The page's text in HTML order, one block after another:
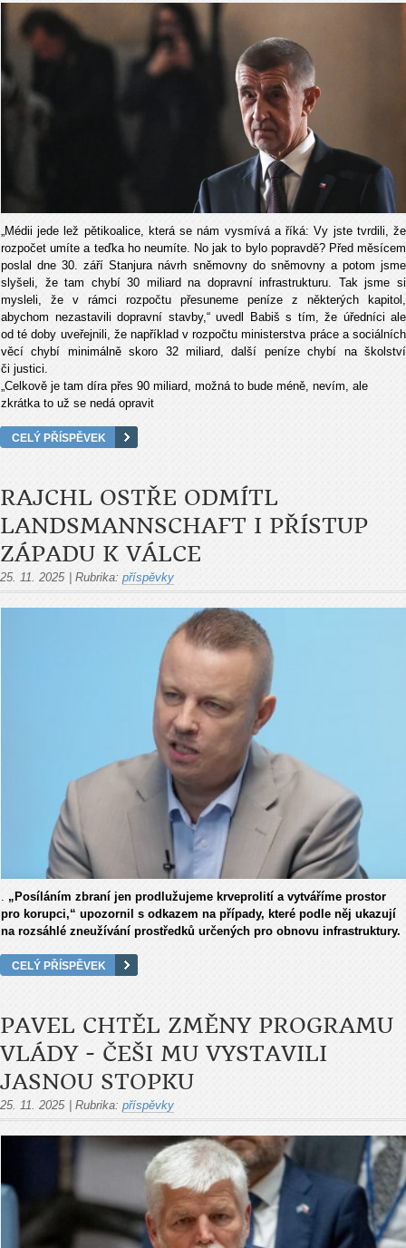
„Médii jede lež pětikoalice, která se nám vysmívá a říká: Vy jste tvrdili, že
rozpočet umíte a teďka ho neumíte. No jak to bylo popravdě? Před měsícem
poslal dne 30. září Stanjura návrh sněmovny do sněmovny a potom jsme
slyšeli, že tam chybí 30 miliard na dopravní infrastrukturu. Tak jsme si
mysleli, že v rámci rozpočtu přesuneme peníze z některých kapitol,
abychom nezastavili dopravní stavby,“ uvedl Babiš s tím, že úředníci ale
od té doby uveřejnili, že například v rozpočtu ministerstva práce a sociálních
věcí chybí minimálně skoro 32 miliard, další peníze chybí na školství
či justici.
„Celkově je tam díra přes 90 miliard, možná to bude méně, nevím, ale
zkrátka to už se nedá opravit
CELÝ PŘÍSPĚVEK
RAJCHL OSTŘE ODMÍTL
LANDSMANNSCHAFT I PŘÍSTUP
ZÁPADU K VÁLCE
25. 11. 2025 Rubrika: příspěvky
. „Posíláním zbraní jen prodlužujeme krveprolití a vytváříme prostor
pro korupci,“ upozornil s odkazem na případy, které podle něj ukazují
na rozsáhlé zneužívání prostředků určených pro obnovu infrastruktury.
CELÝ PŘÍSPĚVEK
PAVEL CHTĚL ZMĚNY PROGRAMU
VLÁDY - ČEŠI MU VYSTAVILI
JASNOU STOPKU
25. 11. 2025 Rubrika: příspěvky